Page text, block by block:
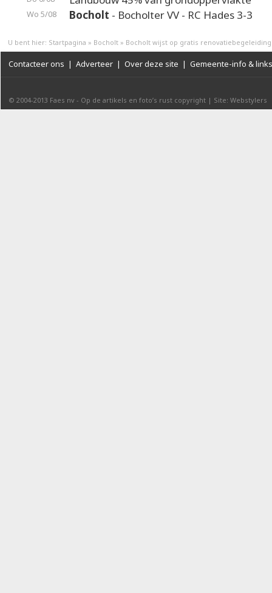
Wo 5/08 Bocholt - Bocholter VV - RC Hades 3-3
U bent hier: Startpagina » Bocholt » Bocholt wijst op gratis renovatiebegeleiding
Contacteer ons | Adverteer | Over deze site | Gemeente-info & links
© 2004-2013 Faes nv - Op de artikels en foto’s rust copyright | Site: Webstylers